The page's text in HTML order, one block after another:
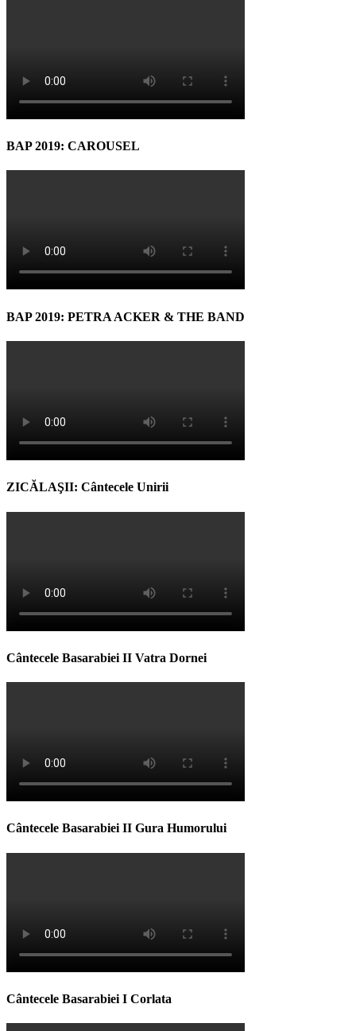
BAP 2019: CAROUSEL
BAP 2019: PETRA ACKER & THE BAND
ZICĂLAŞII: Cântecele Unirii
Cântecele Basarabiei II Vatra Dornei
Cântecele Basarabiei II Gura Humorului
Cântecele Basarabiei I Corlata